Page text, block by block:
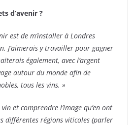
d’avenir ?
est de m’installer à Londres
J’aimerais y travailler pour gagner
également, avec l’argent
autour du monde afin de
tous les vins. »
et comprendre l’image qu’en ont
différentes régions viticoles (parler